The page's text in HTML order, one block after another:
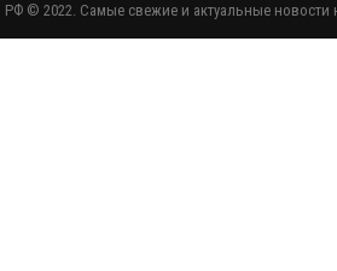
© 2022. Самые свежие и актуальные